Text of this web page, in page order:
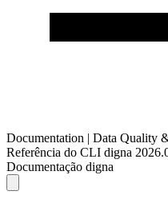
Documentation | Data Quality
Referência do CLI digna
Documentação digna